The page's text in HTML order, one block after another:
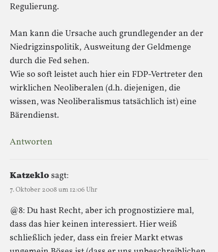
Regulierung.
Man kann die Ursache auch grundlegender an der
Niedrigzinspolitik, Ausweitung der Geldmenge
durch die Fed sehen.
Wie so soft leistet auch hier ein FDP-Vertreter den
wirklichen Neoliberalen (d.h. diejenigen, die
wissen, was Neoliberalismus tatsächlich ist) eine
Bärendienst.
Antworten
Katzeklosagt:
7. Oktober 2008 um 12:06 Uhr
@8: Du hast Recht, aber ich prognostiziere mal,
dass das hier keinen interessiert. Hier weiß
schließlich jeder, dass ein freier Markt etwas